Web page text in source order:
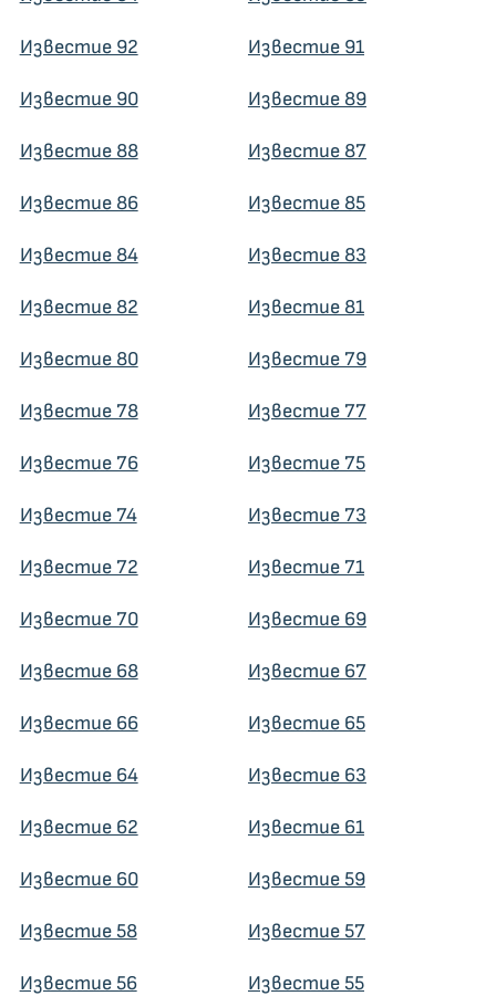
Известие 92 Известие 91
Известие 90 Известие 89
Известие 88 Известие 87
Известие 86 Известие 85
Известие 84 Известие 83
Известие 82 Известие 81
Известие 80 Известие 79
Известие 78 Известие 77
Известие 76 Известие 75
Известие 74 Известие 73
Известие 72 Известие 71
Известие 70 Известие 69
Известие 68 Известие 67
Известие 66 Известие 65
Известие 64 Известие 63
Известие 62 Известие 61
Известие 60 Известие 59
Известие 58 Известие 57
Известие 56 Известие 55